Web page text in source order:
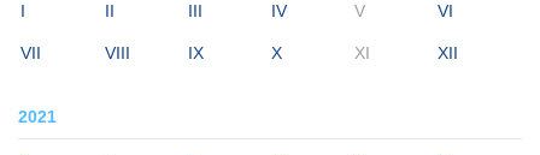
I II III IV V VI
VII VIII IX X XI XII
2021